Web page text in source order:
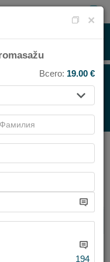
×
Всего: 19.00 €
194